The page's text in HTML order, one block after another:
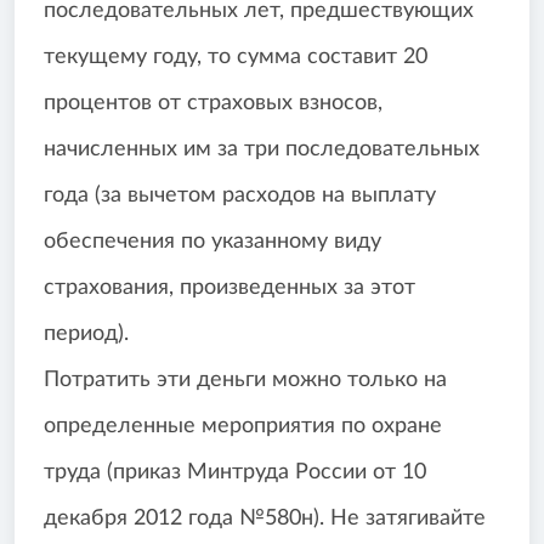
последовательных лет, предшествующих
текущему году, то сумма составит 20
процентов от страховых взносов,
начисленных им за три последовательных
года (за вычетом расходов на выплату
обеспечения по указанному виду
страхования, произведенных за этот
период).
Потратить эти деньги можно только на
определенные мероприятия по охране
труда (приказ Минтруда России от 10
декабря 2012 года №580н). Не затягивайте